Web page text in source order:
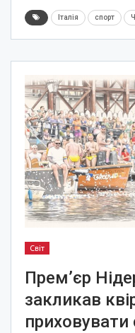
Італія спорт
Світ
Прем’єр
закликав
приховувати